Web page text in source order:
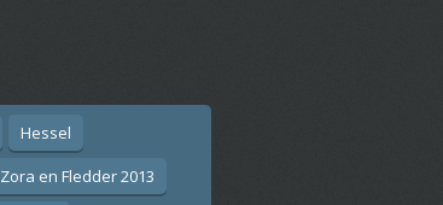
Hessel
Zora en Fledder 2013